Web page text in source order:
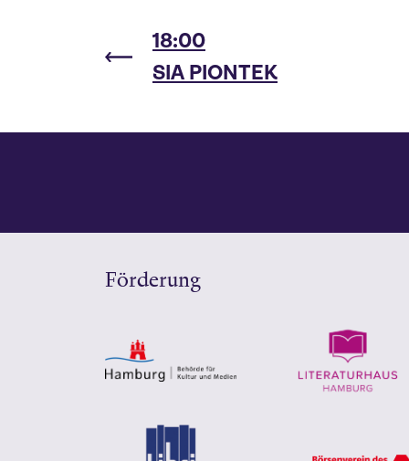
18:00
SIA PIONTEK
Förderung